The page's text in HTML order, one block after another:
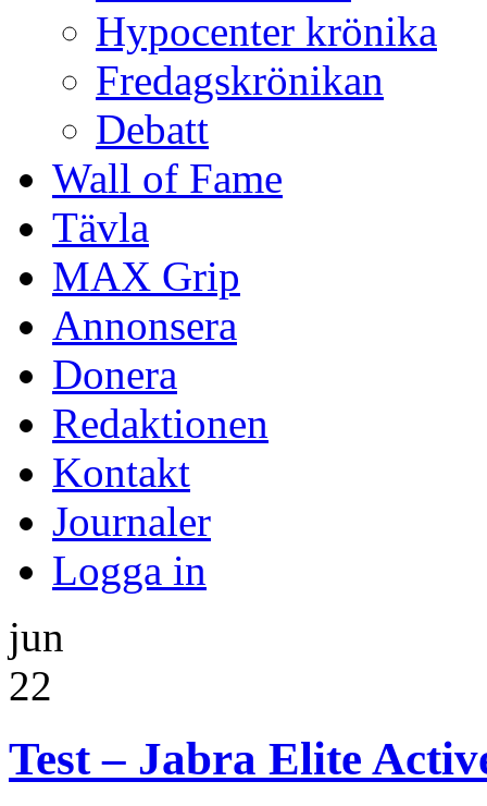
Hypocenter krönika
Fredagskrönikan
Debatt
Wall of Fame
Tävla
MAX Grip
Annonsera
Donera
Redaktionen
Kontakt
Journaler
Logga in
jun
22
Test – Jabra Elite